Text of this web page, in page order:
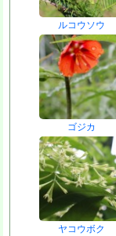
ルコウソウ
ゴジカ
ヤコウボク